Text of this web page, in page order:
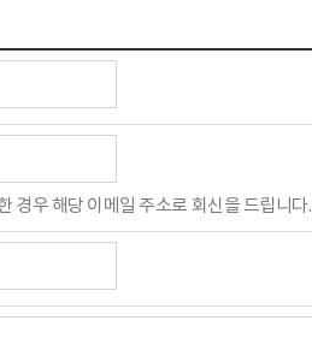
경우 해당 이메일 주소로 회신을 드립니다.